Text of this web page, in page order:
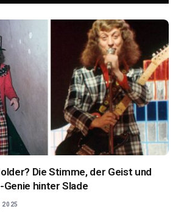
Die Stimme, der Geist und
hinter Slade
2025